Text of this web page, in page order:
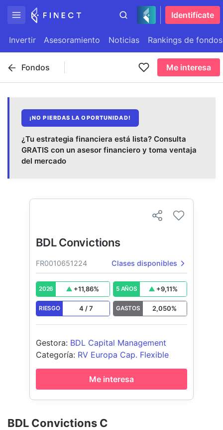
Identifícate
Invertir Asesoramiento Noticias Rankings de fondos
Fondos Me interesa
¡NO PIERDAS LA OPORTUNIDAD!
¿Tu estrategia financiera está lista? Consulta
GRATIS con un asesor financiero y toma ventaja
del mercado
BDL Convictions C
BDL Convictions
FR0010651224 Clases disponibles
2026 +11,86% 5 AÑOS +9,11%
RIESGO 4 /7 GASTOS 2,050%
Gestora: BDL Capital Management
Categoría: RV Europa Cap. Flexible
Me interesa